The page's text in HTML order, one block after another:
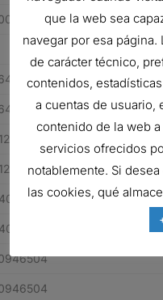
que la web sea
navegar por esa
de carácter técnico,
contenidos,
a cuentas de usuario,
contenido de la web
servicios ofrecidos
notablemente. Si
las cookies, qué